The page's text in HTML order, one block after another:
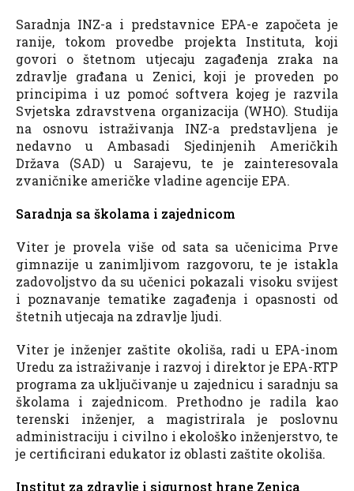
Saradnja INZ-a i predstavnice EPA-e započeta je
ranije, tokom provedbe projekta Instituta, koji
govori o štetnom utjecaju zagađenja zraka na
zdravlje građana u Zenici, koji je proveden po
principima i uz pomoć softvera kojeg je razvila
Svjetska zdravstvena organizacija (WHO). Studija
na osnovu istraživanja INZ-a predstavljena je
nedavno u Ambasadi Sjedinjenih Američkih
Država (SAD) u Sarajevu, te je zainteresovala
zvaničnike američke vladine agencije EPA.
Saradnja sa školama i zajednicom
Viter je provela više od sata sa učenicima Prve
gimnazije u zanimljivom razgovoru, te je istakla
zadovoljstvo da su učenici pokazali visoku svijest
i poznavanje tematike zagađenja i opasnosti od
štetnih utjecaja na zdravlje ljudi.
Viter je inženjer zaštite okoliša, radi u EPA-inom
Uredu za istraživanje i razvoj i direktor je EPA-RTP
programa za uključivanje u zajednicu i saradnju sa
školama i zajednicom. Prethodno je radila kao
terenski inženjer, a magistrirala je poslovnu
administraciju i civilno i ekološko inženjerstvo, te
je certificirani edukator iz oblasti zaštite okoliša.
Institut za zdravlje i sigurnost hrane Zenica